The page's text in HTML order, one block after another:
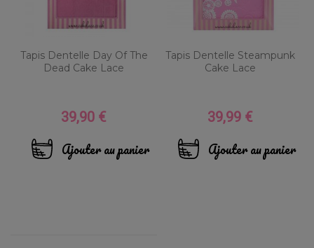
Tapis Dentelle Day Of The
Dead Cake Lace
Prix
39,90 €
Ajouter au panier
Tapis Dentelle Steampunk
Cake Lace
Prix
39,99 €
Ajouter au panier